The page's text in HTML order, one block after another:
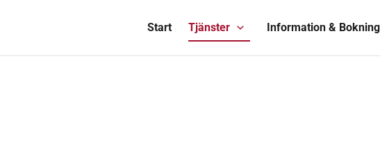
Start Tjänster Information & Bokning